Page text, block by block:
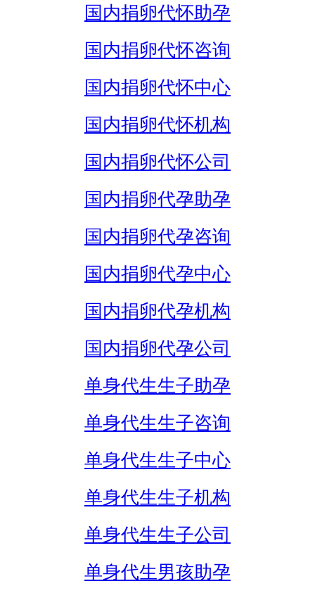
国内捐卵代怀助孕
国内捐卵代怀咨询
国内捐卵代怀中心
国内捐卵代怀机构
国内捐卵代怀公司
国内捐卵代孕助孕
国内捐卵代孕咨询
国内捐卵代孕中心
国内捐卵代孕机构
国内捐卵代孕公司
单身代生生子助孕
单身代生生子咨询
单身代生生子中心
单身代生生子机构
单身代生生子公司
单身代生男孩助孕